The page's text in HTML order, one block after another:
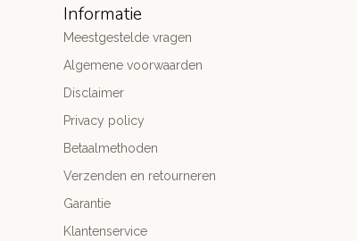
Informatie
Meestgestelde vragen
Algemene voorwaarden
Disclaimer
Privacy policy
Betaalmethoden
Verzenden en retourneren
Garantie
Klantenservice